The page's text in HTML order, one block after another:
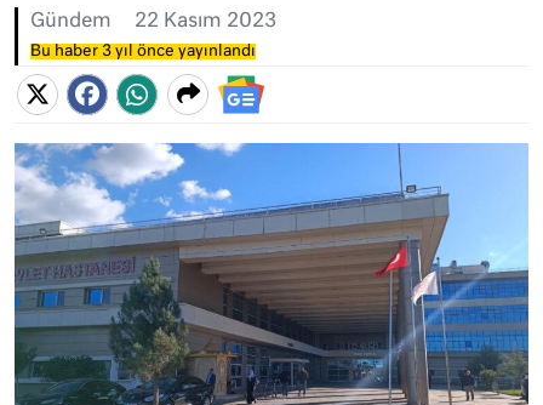
Gündem 22 Kasım 2023
Bu haber 3 yıl önce yayınlandı